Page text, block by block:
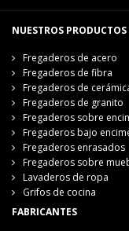
NUESTROS PRODUCTOS
Fregaderos de acero
Fregaderos de fibra
Fregaderos de
Fregaderos de granito
Fregaderos sobre
Fregaderos bajo
Fregaderos enrasados
Fregaderos sobre
Lavaderos de ropa
Grifos de cocina
FABRICANTES